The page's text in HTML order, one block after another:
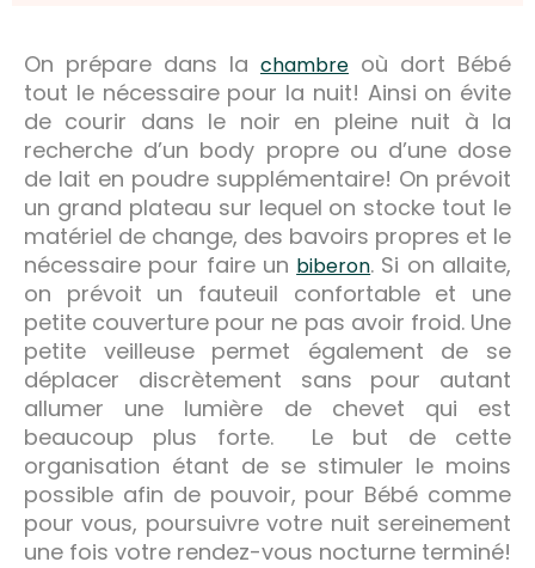
On prépare dans la chambre où dort Bébé
tout le nécessaire pour la nuit! Ainsi on évite
de courir dans le noir en pleine nuit à la
recherche d’un body propre ou d’une dose
de lait en poudre supplémentaire! On prévoit
un grand plateau sur lequel on stocke tout le
matériel de change, des bavoirs propres et le
nécessaire pour faire un biberon. Si on allaite,
on prévoit un fauteuil confortable et une
petite couverture pour ne pas avoir froid. Une
petite veilleuse permet également de se
déplacer discrètement sans pour autant
allumer une lumière de chevet qui est
beaucoup plus forte. Le but de cette
organisation étant de se stimuler le moins
possible afin de pouvoir, pour Bébé comme
pour vous, poursuivre votre nuit sereinement
une fois votre rendez-vous nocturne terminé!